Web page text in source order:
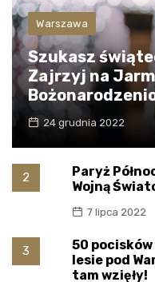
Warszawa
Szukasz
Zajrzyj na
24 grudnia 2022
2
Paryż
Wojną
7 lipca 2022
3
50 pocisków
lesie pod
tam wzięły!